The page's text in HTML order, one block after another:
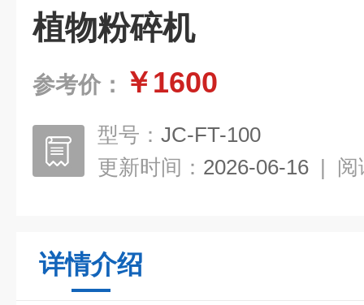
植物粉碎机
参考价： ￥1600
型号： JC-FT-100
更新时间： 2026-06-16 | 阅
详情介绍